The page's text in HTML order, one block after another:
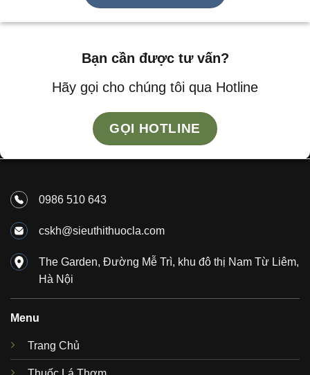
Bạn cần được tư vấn?
Hãy gọi cho chúng tôi qua Hotline
GỌI HOTLINE
0986 510 643
cskh@sieuthithuocla.com
The Garden, Đường Mễ Trì, khu đô thị Nam Từ Liêm,
Hà Nội
Menu
Trang Chủ